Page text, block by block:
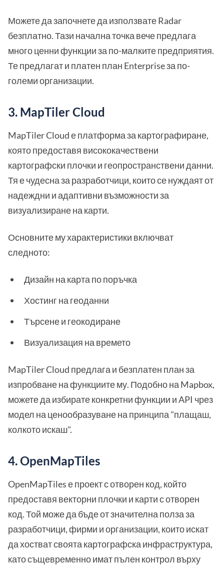
Можете да започнете да използвате Radar
безплатно. Тази начална точка вече предлага
много ценни функции за по-малките предприятия.
Те предлагат и платен план Enterprise за по-
големи организации.
3. MapTiler Cloud
MapTiler Cloud е платформа за картографиране,
която предоставя висококачествени
картографски плочки и геопространствени данни.
Тя е чудесна за разработчици, които се нуждаят от
надеждни и адаптивни възможности за
визуализиране на карти.
Основните му характеристики включват
следното:
Дизайн на карта по поръчка
Хостинг на геоданни
Търсене и геокодиране
Визуализация на времето
MapTiler Cloud предлага и безплатен план за
изпробване на функциите му. Подобно на Mapbox,
можете да избирате конкретни функции и API чрез
модел на ценообразуване на принципа "плащаш,
колкото искаш".
4. OpenMapTiles
OpenMapTiles е проект с отворен код, който
предоставя векторни плочки и карти с отворен
код. Той може да бъде от значителна полза за
разработчици, фирми и организации, които искат
да хостват своята картографска инфраструктура,
като същевременно имат пълен контрол върху